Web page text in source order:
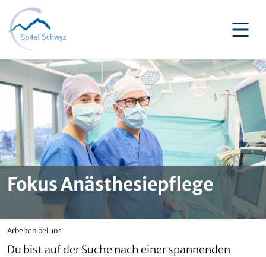
Fokus Anästhesiepflege
Arbeiten bei uns
Du bist auf der Suche nach einer spannenden